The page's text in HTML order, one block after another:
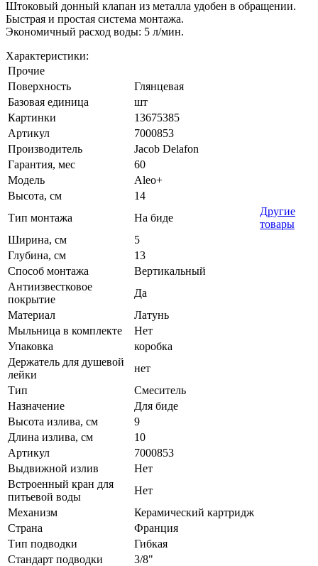
Штоковый донный клапан из металла удобен в обращении.
Быстрая и простая система монтажа.
Экономичный расход воды: 5 л/мин.
Характеристики:
Прочие
Поверхность
Глянцевая
Базовая единица
шт
Картинки
13675385
Артикул
7000853
Производитель
Jacob Delafon
Гарантия, мес
60
Модель
Aleo+
Высота, см
14
Тип монтажа
На биде
Другие
товары
Ширина, см
5
Глубина, см
13
Способ монтажа
Вертикальный
Антиизвестковое
покрытие
Да
Материал
Латунь
Мыльница в комплекте
Нет
Упаковка
коробка
Держатель для душевой
лейки
нет
Тип
Смеситель
Назначение
Для биде
Высота излива, см
9
Длина излива, см
10
Артикул
7000853
Выдвижной излив
Нет
Встроенный кран для
питьевой воды
Нет
Механизм
Керамический картридж
Страна
Франция
Тип подводки
Гибкая
Стандарт подводки
3/8"